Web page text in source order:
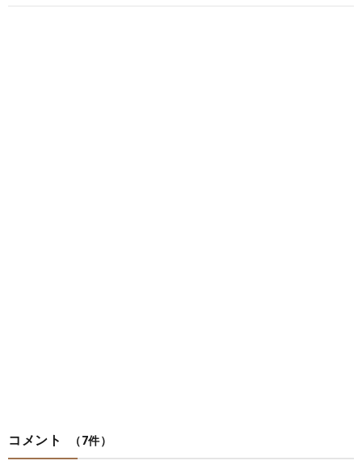
コメント （7件）